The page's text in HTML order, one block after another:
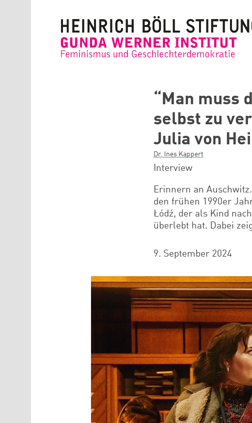
“Man muss
selbst zu
Julia von
Dr. Ines Kappert
Interview
Erinnern an
den frühen 1990er
Łódź, der als Kind
überlebt hat. Dabei
9. September 2024